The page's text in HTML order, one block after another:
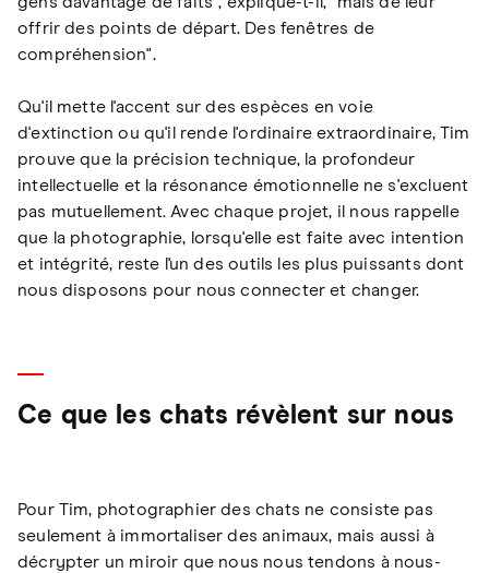
offrir des points de départ. Des fenêtres de
compréhension".
Qu'il mette l'accent sur des espèces en voie
d'extinction ou qu'il rende l'ordinaire extraordinaire, Tim
prouve que la précision technique, la profondeur
intellectuelle et la résonance émotionnelle ne s'excluent
pas mutuellement. Avec chaque projet, il nous rappelle
que la photographie, lorsqu'elle est faite avec intention
et intégrité, reste l'un des outils les plus puissants dont
nous disposons pour nous connecter et changer.
Ce que les chats révèlent sur nous
Pour Tim, photographier des chats ne consiste pas
seulement à immortaliser des animaux, mais aussi à
décrypter un miroir que nous nous tendons à nous-